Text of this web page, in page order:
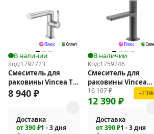
В наличии
Код:1792723
Смеситель для
раковины Vincea ТГ
(TG) VBF-5TG1CH
8 940 ₽
Доставка
от 390 ₽1 - 3 дня
В наличии
Код:1759246
Смеситель для
раковины Vincea
Domus VBF-
5DM01GM
16 107₽
12 390 ₽
-23%
Доставка
от 390 ₽1 - 3 дня